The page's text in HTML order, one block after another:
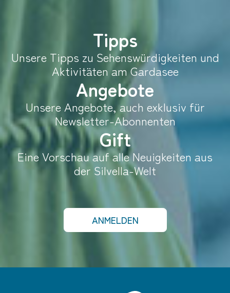
Tipps
Unsere Tipps zu Sehenswürdigkeiten und
Aktivitäten am Gardasee
Angebote
Unsere Angebote, auch exklusiv für
Newsletter-Abonnenten
Gift
Eine Vorschau auf alle Neuigkeiten aus
der Silvella-Welt
ANMELDEN